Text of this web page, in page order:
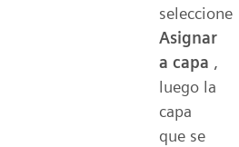
seleccione
Asignar
a capa ,
luego la
capa
que se